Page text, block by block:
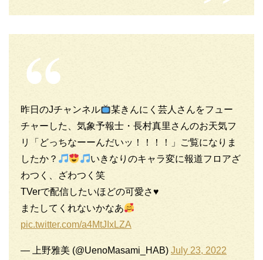
昨日のJチャンネル
某きんにく芸人さんをフュー
チャーした、気象予報士・長村真里さんのお天気フ
リ「どっちなーーんだいッ！！！！」ご覧になりま
したか？
いきなりのキャラ変に報道フロアざ
わつく、ざわつく笑
TVerで配信したいほどの可愛さ♥️
またしてくれないかなあ
pic.twitter.com/a4MtJIxLZA
— 上野雅美 (@UenoMasami_HAB) July 23, 2022